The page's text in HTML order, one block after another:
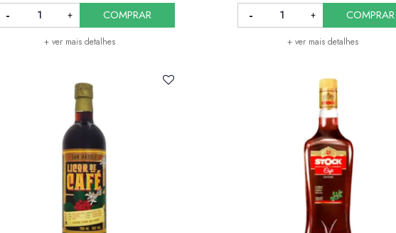
+ ver mais detalhes
COMPRAR
+ ver mais detalhes
COMPRAR